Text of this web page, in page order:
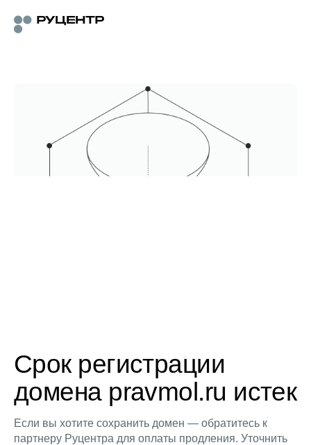
Срок регистрации
домена pravmol.ru истек
Если вы хотите сохранить домен — обратитесь к
партнеру Руцентра для оплаты продления. Уточнить